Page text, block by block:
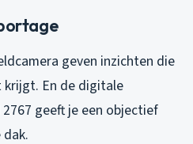
geven inzichten die
En de digitale
geeft je een objectief